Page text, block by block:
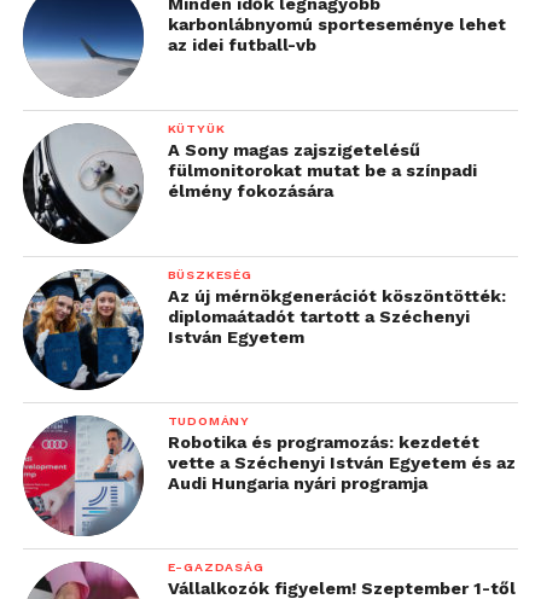
karbonlábnyomú sporteseménye lehet
az idei futball-vb
KÜTYÜK
A Sony magas zajszigetelésű
fülmonitorokat mutat be a színpadi
élmény fokozására
BÜSZKESÉG
Az új mérnökgenerációt köszöntötték:
diplomaátadót tartott a Széchenyi
István Egyetem
TUDOMÁNY
Robotika és programozás: kezdetét
vette a Széchenyi István Egyetem és az
Audi Hungaria nyári programja
E-GAZDASÁG
Vállalkozók figyelem! Szeptember 1-től